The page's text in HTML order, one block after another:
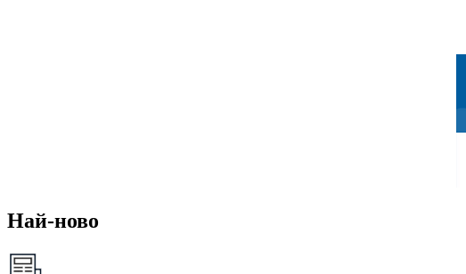
Най-ново